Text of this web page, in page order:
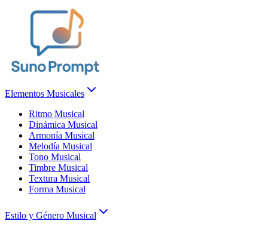
Elementos Musicales
Ritmo Musical
Dinámica Musical
Armonía Musical
Melodía Musical
Tono Musical
Timbre Musical
Textura Musical
Forma Musical
Estilo y Género Musical